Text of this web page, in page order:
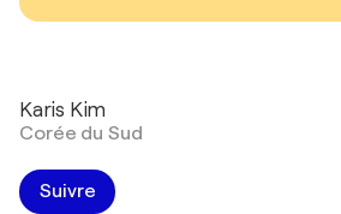
Karis Kim
Corée du Sud
Suivre